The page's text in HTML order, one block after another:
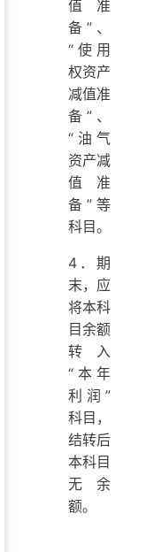
值准
备”、
“使用
权资产
减值准
备”、
“油气
资产减
值准
备”等
科目。
4．期
末，应
将本科
目余额
转入
“本年
利润”
科目，
结转后
本科目
无余
额。